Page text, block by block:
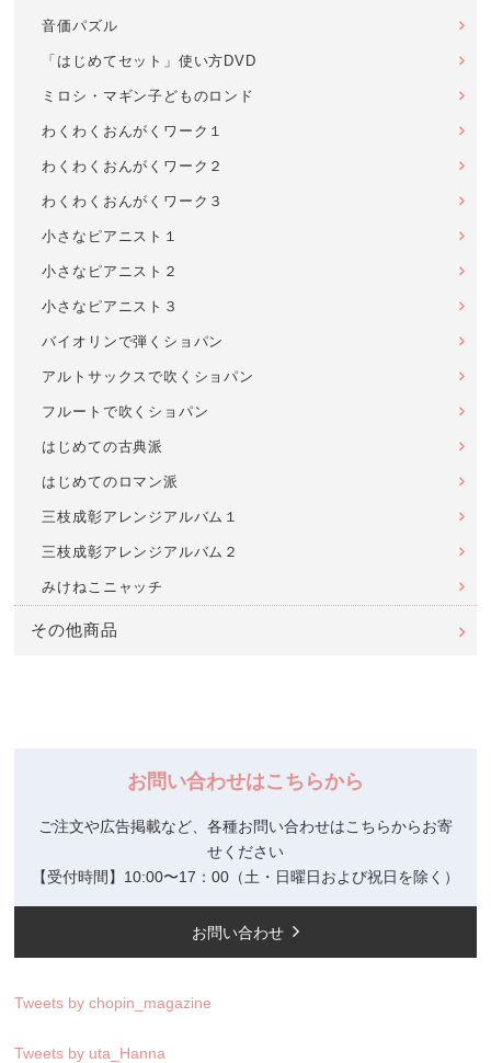
音価パズル
「はじめてセット」使い方DVD
ミロシ・マギン子どものロンド
わくわくおんがくワーク１
わくわくおんがくワーク２
わくわくおんがくワーク３
小さなピアニスト１
小さなピアニスト２
小さなピアニスト３
バイオリンで弾くショパン
アルトサックスで吹くショパン
フルートで吹くショパン
はじめての古典派
はじめてのロマン派
三枝成彰アレンジアルバム１
三枝成彰アレンジアルバム２
みけねこニャッチ
その他商品
お問い合わせはこちらから
ご注文や広告掲載など、各種お問い合わせはこちらからお寄
せください
【受付時間】10:00〜17：00（土・日曜日および祝日を除く）
お問い合わせ
Tweets by chopin_magazine
Tweets by uta_Hanna